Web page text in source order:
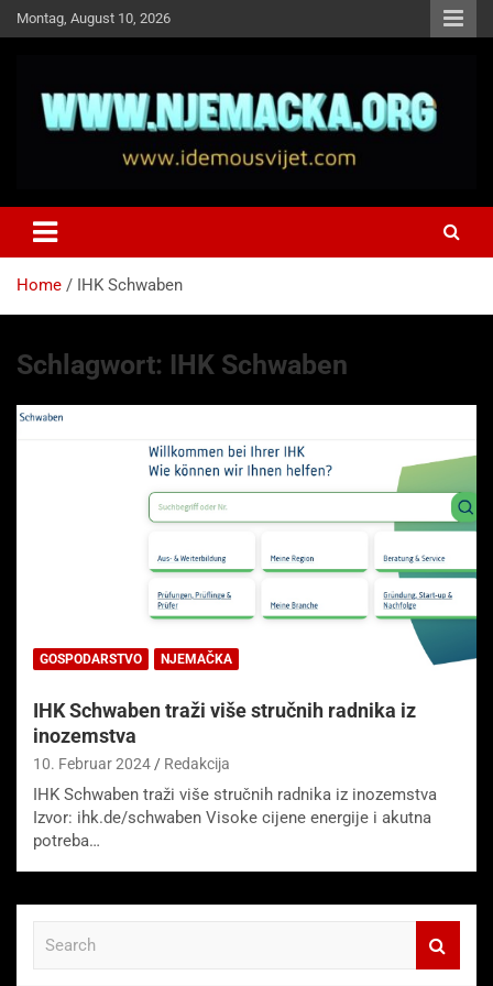
Skip
to
Montag, August 10, 2026
Idemo u Svijet-Njemacka!
Home IHK Schwaben
Schlagwort: IHK Schwaben
GOSPODARSTVO NJEMAČKA
IHK Schwaben traži više stručnih radnika iz
inozemstva
10. Februar 2024 Redakcija
IHK Schwaben traži više stručnih radnika iz inozemstva
Izvor: ihk.de/schwaben Visoke cijene energije i akutna
potreba…